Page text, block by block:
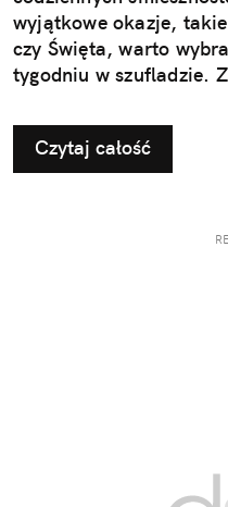
wyjątkowe okazje,
czy Święta, warto
tygodniu w szufladzie.
taty.
Czytaj całość